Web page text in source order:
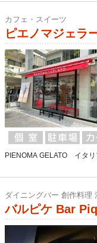
カフェ・スイーツ
ピエノマジェラ
PIENOMA GELATO イタ
ダイニングバー 創作料理
バルピケ Bar